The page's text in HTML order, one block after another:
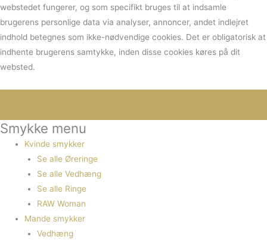
webstedet fungerer, og som specifikt bruges til at indsamle
brugerens personlige data via analyser, annoncer, andet indlejret
indhold betegnes som ikke-nødvendige cookies. Det er obligatorisk at
indhente brugerens samtykke, inden disse cookies køres på dit
websted.
Smykke menu
Kvinde smykker
Se alle Øreringe
Se alle Vedhæng
Se alle Ringe
RAW Woman
Mande smykker
Vedhæng